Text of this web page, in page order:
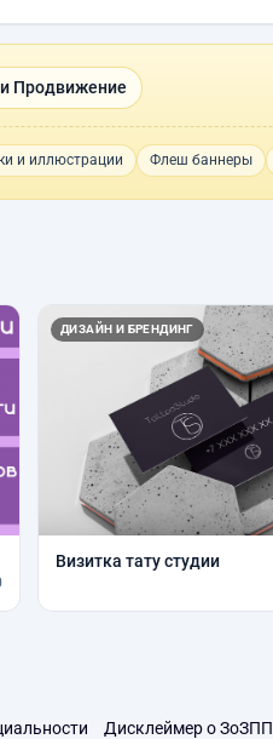
Продвижение
и иллюстрации Флеш баннеры
ДИЗАЙН И БРЕНДИНГ
Визитка тату студии
Дисклеймер о ЗоЗПП